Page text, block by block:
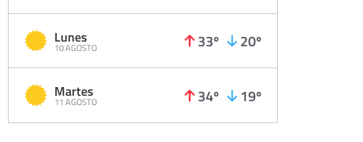
Lunes
10 AGOSTO 33º 20º
Martes
11 AGOSTO 34º 19º